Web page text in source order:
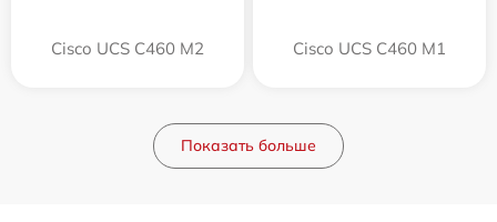
Cisco UCS C460 M2 Cisco UCS C460 M1
Показать больше